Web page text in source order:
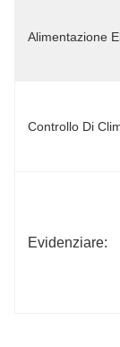
Alimentazione
Controllo Di
Evidenziare: